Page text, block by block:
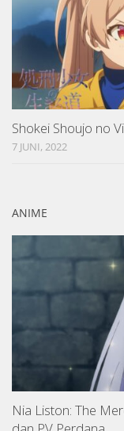
Shokei Shoujo no
7 JUNI, 2022
ANIME
Nia Liston: The